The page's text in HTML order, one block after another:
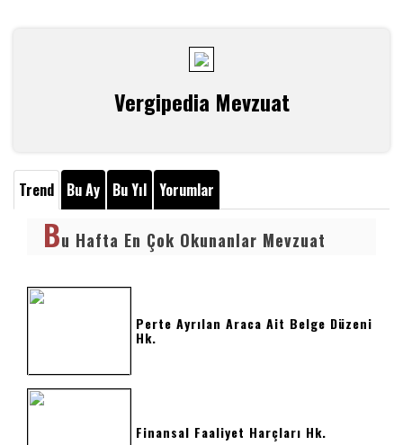
Vergipedia Mevzuat
Trend Bu Ay Bu Yıl Yorumlar
Bu Hafta En Çok Okunanlar Mevzuat
Perte Ayrılan Araca Ait Belge Düzeni
Hk.
Finansal Faaliyet Harçları Hk.